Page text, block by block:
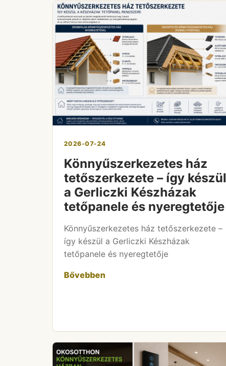
2026-07-24
Könnyűszerkezetes ház
tetőszerkezete – így készül
a Gerliczki Készházak
tetőpanele és nyeregtetője
Könnyűszerkezetes ház tetőszerkezete –
így készül a Gerliczki Készházak
tetőpanele és nyeregtetője
Bővebben